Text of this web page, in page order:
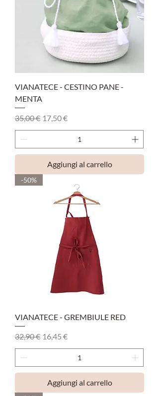
VIANATECE - CESTINO PANE -
MENTA
Prezzo regolare
35,00 € Prezzo scontato
17,50 €
Aggiungi al carrello
-50%
VIANATECE - GREMBIULE RED
Prezzo regolare
32,90 € Prezzo scontato
16,45 €
Aggiungi al carrello